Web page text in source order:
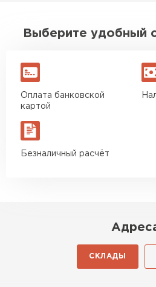
Выберите удобный
Оплата банковской
картой
Безналичный расчёт
СКЛАДЫ